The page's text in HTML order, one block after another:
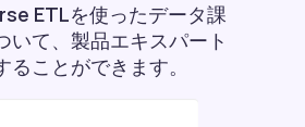
ETLを使ったデータ課
いて、製品エキスパート
ることができます。